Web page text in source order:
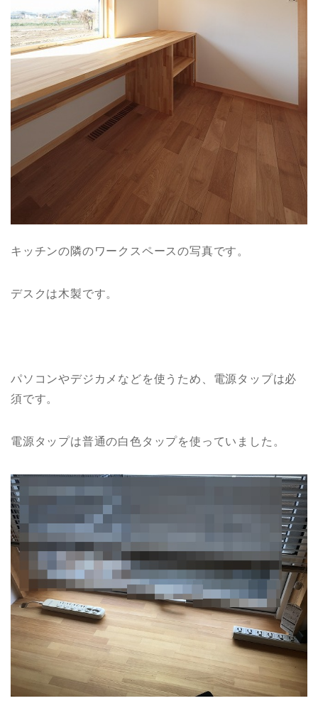
キッチンの隣のワークスペースの写真です。
デスクは木製です。
パソコンやデジカメなどを使うため、電源タップは必
須です。
電源タップは普通の白色タップを使っていました。